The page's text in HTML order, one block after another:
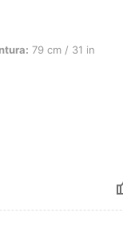
Busto: 98 cm / 39 in,
79 cm / 31 in